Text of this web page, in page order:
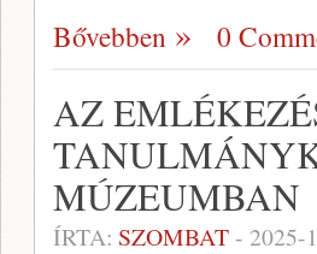
Bővebben 0
AZ
MÚZEUMBAN
ÍRTA: SZOMBAT- 2025-